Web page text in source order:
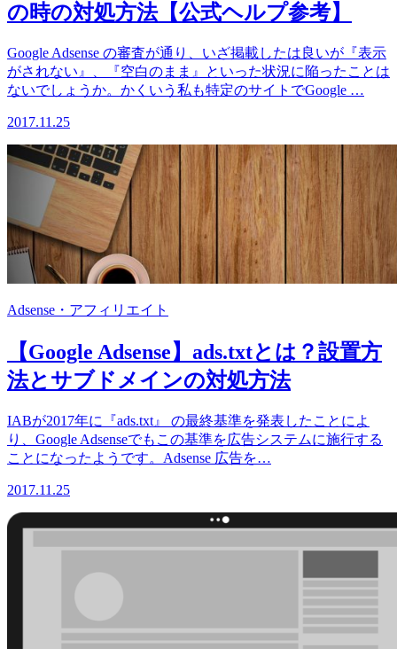
の時の対処方法【公式ヘルプ参考】
Google Adsense の審査が通り、いざ掲載したは良いが『表示
がされない』、『空白のまま』といった状況に陥ったことは
ないでしょうか。かくいう私も特定のサイトでGoogle …
2017.11.25
Adsense・アフィリエイト
【Google Adsense】ads.txtとは？設置方
法とサブドメインの対処方法
IABが2017年に『ads.txt』 の最終基準を発表したことによ
り、Google Adsenseでもこの基準を広告システムに施行する
ことになったようです。Adsense 広告を…
2017.11.25